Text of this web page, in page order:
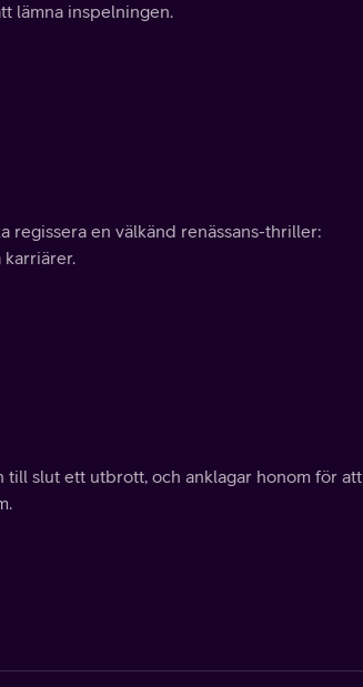
lämna inspelningen.
regissera en välkänd renässans-thriller:
till slut ett utbrott, och anklagar honom för att